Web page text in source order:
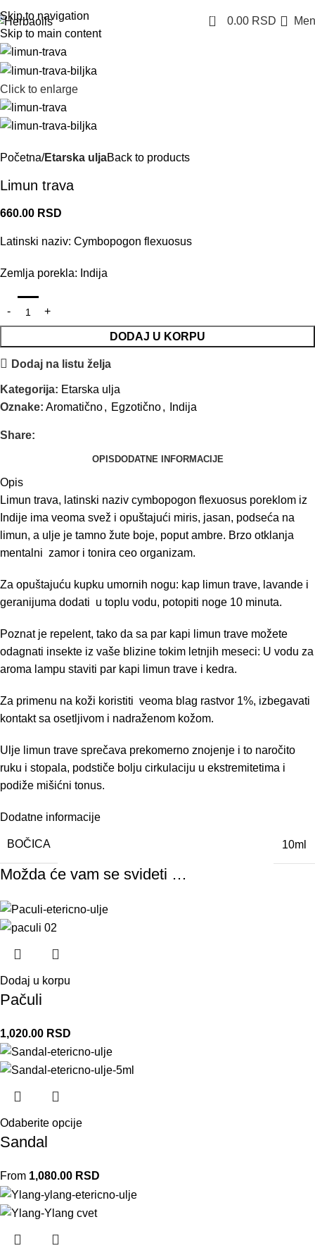
Skip to navigation
Skip to main content
0 0.00 RSD
Click to enlarge
Početna Etarska uljaBack to products
Limun trava
660.00 RSD
Latinski naziv: Cymbopogon flexuosus
Zemlja porekla: Indija
DODAJ U KORPU
Dodaj na listu želja
Kategorija: Etarska ulja
Oznake: Aromatično, Egzotično, Indija
Share:
OPIS DODATNE INFORMACIJE
Opis
Limun trava, latinski naziv cymbopogon flexuosus poreklom iz
Indije ima veoma svež i opuštajući miris, jasan, podseća na
limun, a ulje je tamno žute boje, poput ambre. Brzo otklanja
mentalni zamor i tonira ceo organizam.
Za opuštajuću kupku umornih nogu: kap limun trave, lavande i
geranijuma dodati u toplu vodu, potopiti noge 10 minuta.
Poznat je repelent, tako da sa par kapi limun trave možete
odagnati insekte iz vaše blizine tokim letnjih meseci: U vodu za
aroma lampu staviti par kapi limun trave i kedra.
Za primenu na koži koristiti veoma blag rastvor 1%, izbegavati
kontakt sa osetljivom i nadraženom kožom.
Ulje limun trave sprečava prekomerno znojenje i to naročito
ruku i stopala, podstiče bolju cirkulaciju u ekstremitetima i
podiže mišićni tonus.
Dodatne informacije
BOČICA 10ml
Možda će vam se svideti …
Dodaj u korpu
Pačuli
1,020.00 RSD
Odaberite opcije
Sandal
From 1,080.00 RSD